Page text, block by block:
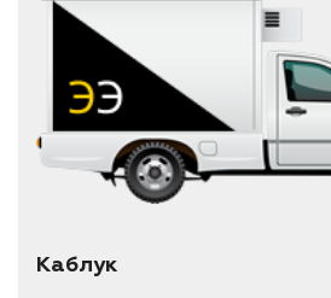
Каблук